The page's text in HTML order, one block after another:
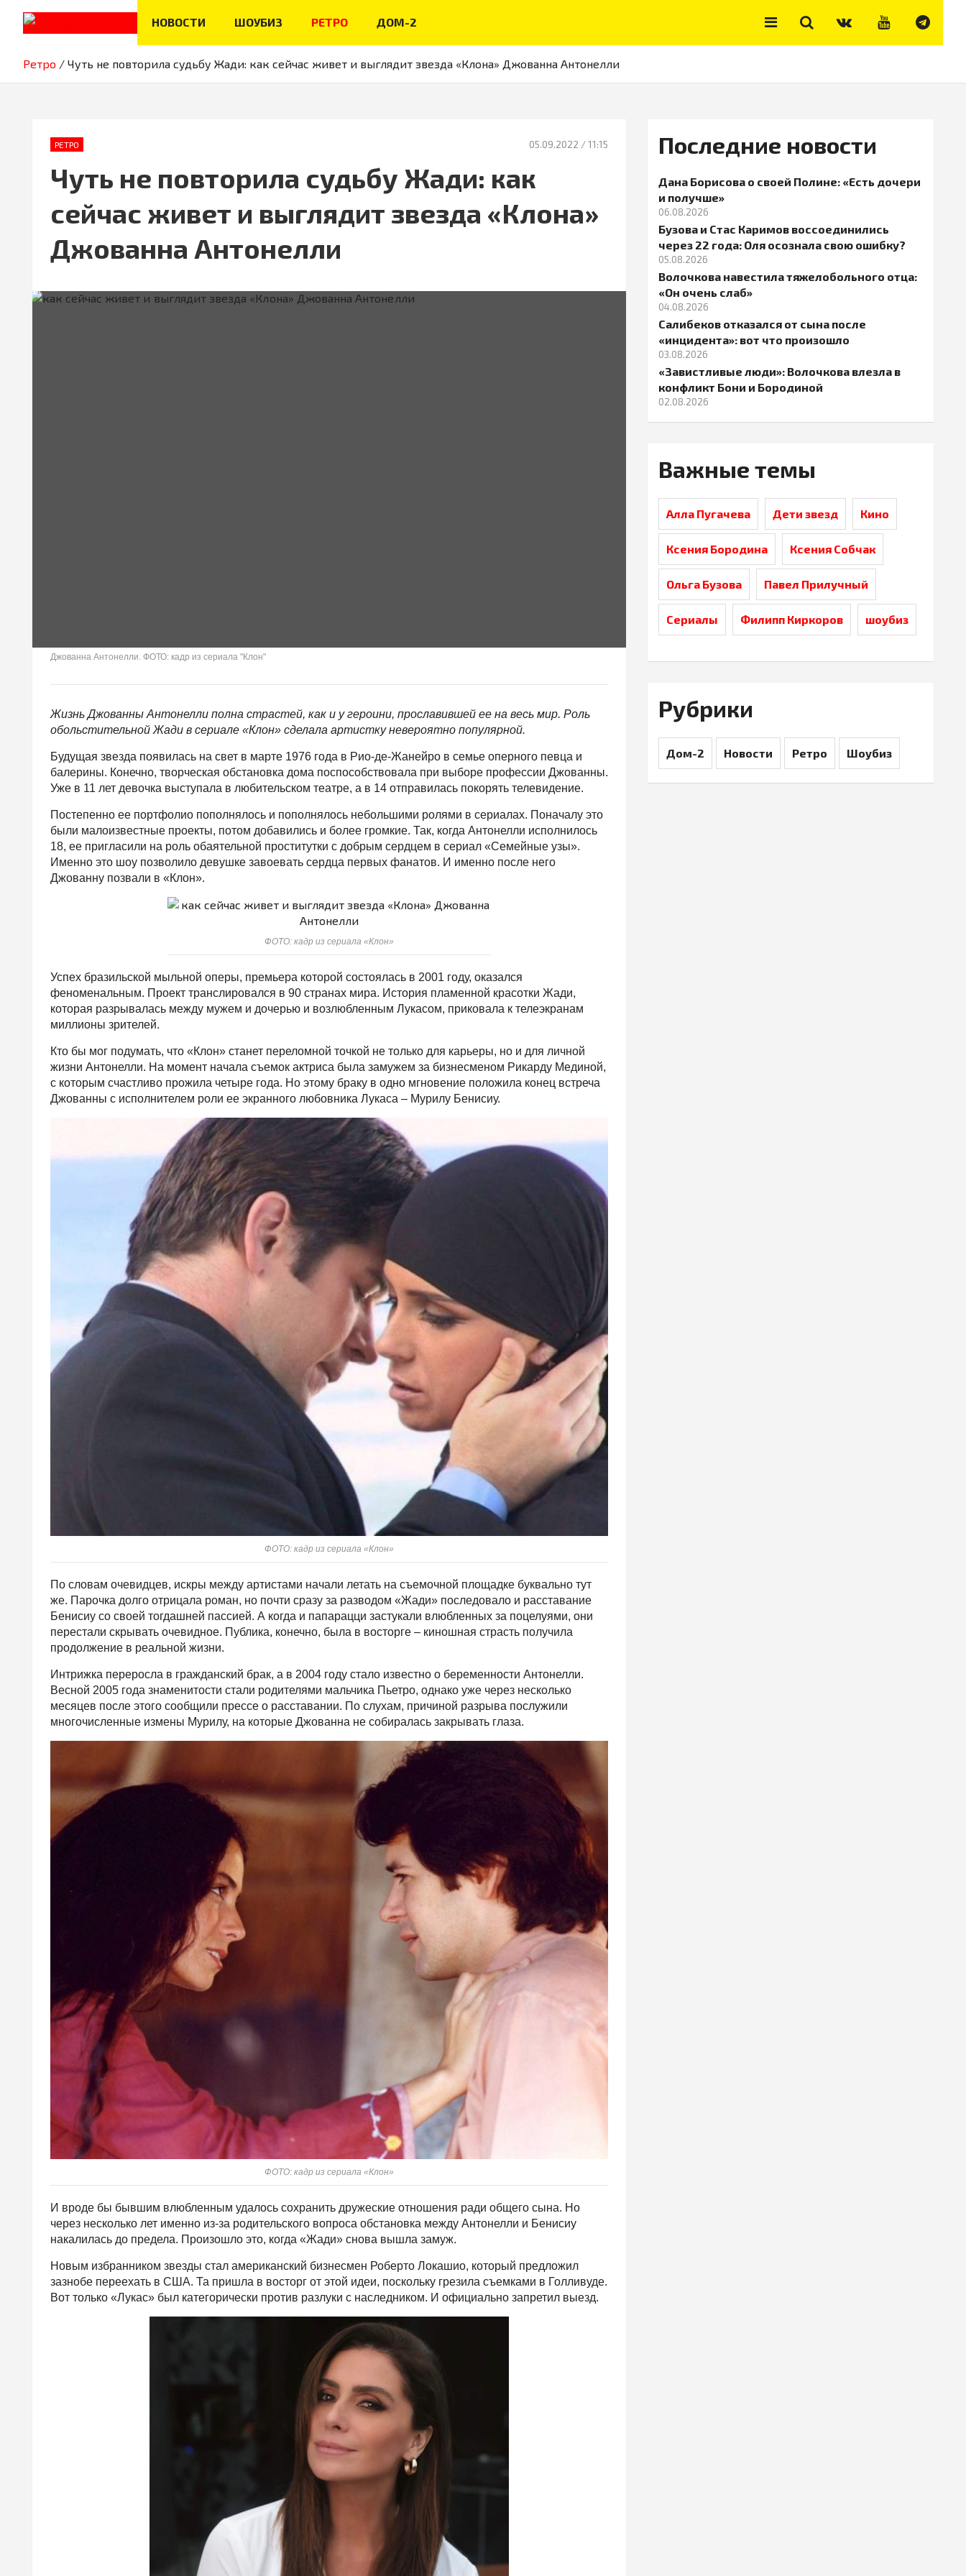
contentСекреты звёзд
НОВОСТИ ШОУБИЗ РЕТРО ДОМ-2
Ретро Чуть не повторила судьбу Жади: как сейчас живет и выглядит звезда «Клона» Джованна Антонелли
РЕТРО 05.09.2022 / 11:15
Чуть не повторила судьбу Жади: как
сейчас живет и выглядит звезда «Клона»
Джованна Антонелли
Джованна Антонелли. ФОТО: кадр из сериала "Клон"
Жизнь Джованны Антонелли полна страстей, как и у героини, прославившей ее на весь мир. Роль
обольстительной Жади в сериале «Клон» сделала артистку невероятно популярной.
Будущая звезда появилась на свет в марте 1976 года в Рио-де-Жанейро в семье оперного певца и
балерины. Конечно, творческая обстановка дома поспособствовала при выборе профессии Джованны.
Уже в 11 лет девочка выступала в любительском театре, а в 14 отправилась покорять телевидение.
Постепенно ее портфолио пополнялось и пополнялось небольшими ролями в сериалах. Поначалу это
были малоизвестные проекты, потом добавились и более громкие. Так, когда Антонелли исполнилось
18, ее пригласили на роль обаятельной проститутки с добрым сердцем в сериал «Семейные узы».
Именно это шоу позволило девушке завоевать сердца первых фанатов. И именно после него
Джованну позвали в «Клон».
ФОТО: кадр из сериала «Клон»
Успех бразильской мыльной оперы, премьера которой состоялась в 2001 году, оказался
феноменальным. Проект транслировался в 90 странах мира. История пламенной красотки Жади,
которая разрывалась между мужем и дочерью и возлюбленным Лукасом, приковала к телеэкранам
миллионы зрителей.
Кто бы мог подумать, что «Клон» станет переломной точкой не только для карьеры, но и для личной
жизни Антонелли. На момент начала съемок актриса была замужем за бизнесменом Рикарду Мединой,
с которым счастливо прожила четыре года. Но этому браку в одно мгновение положила конец встреча
Джованны с исполнителем роли ее экранного любовника Лукаса – Мурилу Бенисиу.
ФОТО: кадр из сериала «Клон»
По словам очевидцев, искры между артистами начали летать на съемочной площадке буквально тут
же. Парочка долго отрицала роман, но почти сразу за разводом «Жади» последовало и расставание
Бенисиу со своей тогдашней пассией. А когда и папарацци застукали влюбленных за поцелуями, они
перестали скрывать очевидное. Публика, конечно, была в восторге – киношная страсть получила
продолжение в реальной жизни.
Интрижка переросла в гражданский брак, а в 2004 году стало известно о беременности Антонелли.
Весной 2005 года знаменитости стали родителями мальчика Пьетро, однако уже через несколько
месяцев после этого сообщили прессе о расставании. По слухам, причиной разрыва послужили
многочисленные измены Мурилу, на которые Джованна не собиралась закрывать глаза.
ФОТО: кадр из сериала «Клон»
И вроде бы бывшим влюбленным удалось сохранить дружеские отношения ради общего сына. Но
через несколько лет именно из-за родительского вопроса обстановка между Антонелли и Бенисиу
накалилась до предела. Произошло это, когда «Жади» снова вышла замуж.
Новым избранником звезды стал американский бизнесмен Роберто Локашио, который предложил
зазнобе переехать в США. Та пришла в восторг от этой идеи, поскольку грезила съемками в Голливуде.
Вот только «Лукас» был категорически против разлуки с наследником. И официально запретил выезд.
Последние новости
Дана Борисова о своей Полине: «Есть дочери
и получше»
06.08.2026
Бузова и Стас Каримов воссоединились
через 22 года: Оля осознала свою ошибку?
05.08.2026
Волочкова навестила тяжелобольного отца:
«Он очень слаб»
04.08.2026
Салибеков отказался от сына после
«инцидента»: вот что произошло
03.08.2026
«Завистливые люди»: Волочкова влезла в
конфликт Бони и Бородиной
02.08.2026
Важные темы
Алла Пугачева Дети звезд Кино
Ксения Бородина Ксения Собчак
Ольга Бузова Павел Прилучный
Сериалы Филипп Киркоров шоубиз
Рубрики
Дом-2 Новости Ретро Шоубиз